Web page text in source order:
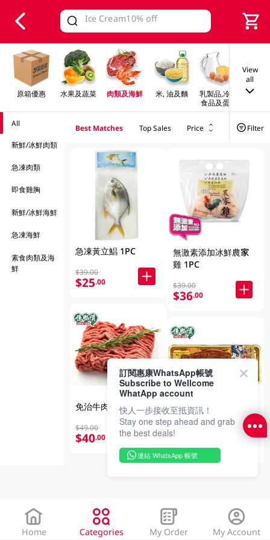
Valid Until 30 June 2026
原箱優惠 水果及蔬菜 肉類及海鮮 米, 油及麵
乳製品,冷凍
食品及蛋類
早餐
View
all
All
新鮮/冰鮮肉類
急凍肉類
即食雞胸
新鮮/冰鮮海鮮
急凍海鮮
素食肉類及海
鮮
Best Matches Top Sales Price Filter
急凍黃立鯧 1PC
$39.00
$25.00
免治牛肉 280GM
$49.00
$40.00
無激素添加冰鮮農家
雞 1PC
$39.00
$36.00
純生活 急凍特大蒲燒
鰻魚 1PC
$80.00
$59.00
Home Categories My Order My Account
訂閱惠康WhatsApp帳號
Subscribe to Wellcome
WhatApp account
快人一步接收至抵資訊！
Stay one step ahead and grab
the best deals!
連結 WhatsApp 帳號